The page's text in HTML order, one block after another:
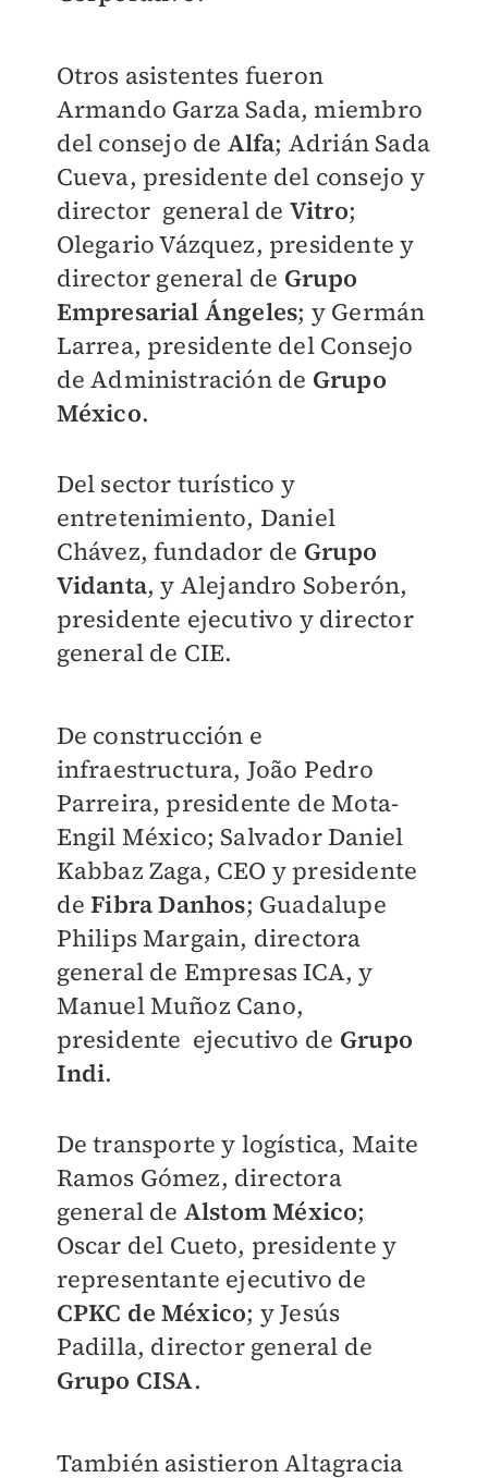
Otros asistentes fueron
Armando Garza Sada, miembro
del consejo de Alfa; Adrián Sada
Cueva, presidente del consejo y
director general de Vitro;
Olegario Vázquez, presidente y
director general de Grupo
Empresarial Ángeles; y Germán
Larrea, presidente del Consejo
de Administración de Grupo
México.
Del sector turístico y
entretenimiento, Daniel
Chávez, fundador de Grupo
Vidanta, y Alejandro Soberón,
presidente ejecutivo y director
general de CIE.
De construcción e
infraestructura, João Pedro
Parreira, presidente de Mota-
Engil México; Salvador Daniel
Kabbaz Zaga, CEO y presidente
deFibra Danhos; Guadalupe
Philips Margain, directora
general de Empresas ICA, y
Manuel Muñoz Cano,
presidente ejecutivo de Grupo
Indi.
De transporte y logística, Maite
Ramos Gómez, directora
general de Alstom México;
Oscar del Cueto, presidente y
representante ejecutivo de
CPKC de México; y Jesús
Padilla, director general de
Grupo CISA.
También asistieron Altagracia